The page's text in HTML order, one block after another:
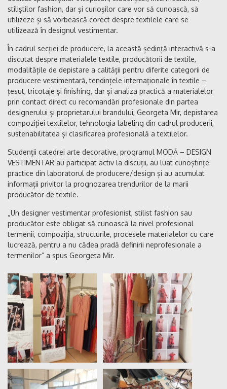
stiliștilor fashion, dar și curioșilor care vor să cunoască, să
utilizeze și să vorbească corect despre textilele care se
utilizează în designul vestimentar.
În cadrul secției de producere, la această ședință interactivă s-a
discutat despre materialele textile, producătorii de textile,
modalitățile de depistare a calității pentru diferite categorii de
producere vestimentară, tendințele internaționale în textile –
țesut, tricotaje și finishing, dar și analiza practică a materialelor
prin contact direct cu recomandări profesionale din partea
designerului și proprietarului brandului, Georgeta Mir, depistarea
compoziției textilelor, tehnologia labeling din cadrul producerii,
sustenabilitatea și clasificarea profesională a textilelor.
Studenții catedrei arte decorative, programul MODĂ – DESIGN
VESTIMENTAR au participat activ la discuții, au luat cunoștințe
practice din laboratorul de producere/design și au acumulat
informații privitor la prognozarea trendurilor de la marii
producător de textile.
„Un designer vestimentar profesionist, stilist fashion sau
producător este obligat să cunoască la nivel profesional
termenii, compoziția, structurile, procesele materialelor cu care
lucrează, pentru a nu cădea pradă definirii neprofesionale a
termenilor” a spus Georgeta Mir.